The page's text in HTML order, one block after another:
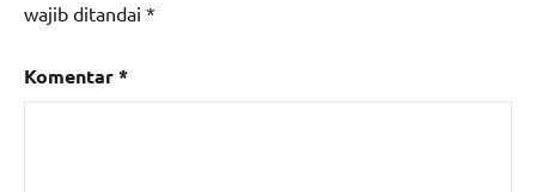
wajib ditandai *
Komentar*